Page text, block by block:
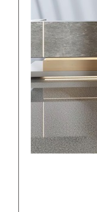
10:23:15
14:30:19
21:33:17
15:19:12
20:06:08
20:27:16